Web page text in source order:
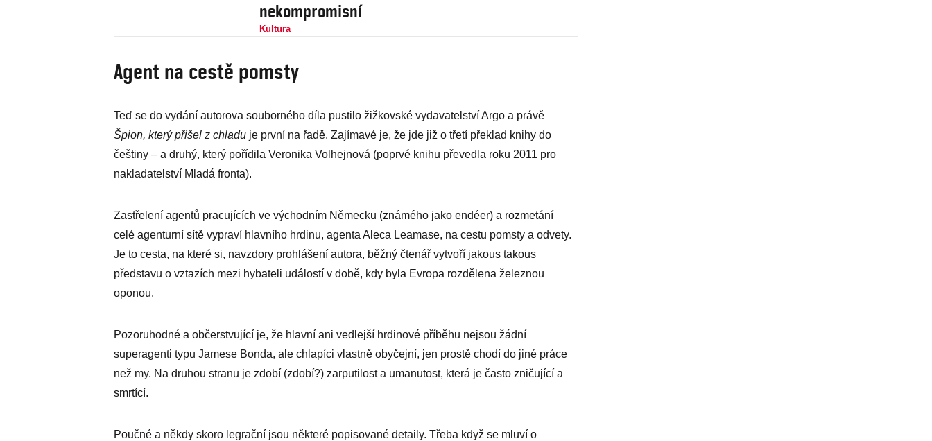
nekompromisní
Kultura
Agent na cestě pomsty
Teď se do vydání autorova souborného díla pustilo žižkovské vydavatelství Argo a právě
Špion, který přišel z chladu je první na řadě. Zajímavé je, že jde již o třetí překlad knihy do
češtiny – a druhý, který pořídila Veronika Volhejnová (poprvé knihu převedla roku 2011 pro
nakladatelství Mladá fronta).
Zastřelení agentů pracujících ve východním Německu (známého jako endéer) a rozmetání
celé agenturní sítě vypraví hlavního hrdinu, agenta Aleca Leamase, na cestu pomsty a odvety.
Je to cesta, na které si, navzdory prohlášení autora, běžný čtenář vytvoří jakous takous
představu o vztazích mezi hybateli událostí v době, kdy byla Evropa rozdělena železnou
oponou.
Pozoruhodné a občerstvující je, že hlavní ani vedlejší hrdinové příběhu nejsou žádní
superagenti typu Jamese Bonda, ale chlapíci vlastně obyčejní, jen prostě chodí do jiné práce
než my. Na druhou stranu je zdobí (zdobí?) zarputilost a umanutost, která je často zničující a
smrtící.
Poučné a někdy skoro legrační jsou některé popisované detaily. Třeba když se mluví o